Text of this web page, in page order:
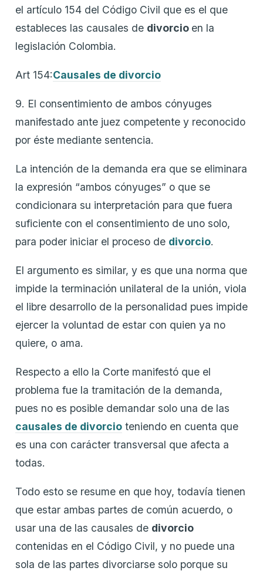
el artículo 154 del Código Civil que es el que
estableces las causales de divorcio en la
legislación Colombia.
Art 154:Causales de divorcio
9. El consentimiento de ambos cónyuges
manifestado ante juez competente y reconocido
por éste mediante sentencia.
La intención de la demanda era que se eliminara
la expresión “ambos cónyuges” o que se
condicionara su interpretación para que fuera
suficiente con el consentimiento de uno solo,
para poder iniciar el proceso de divorcio.
El argumento es similar, y es que una norma que
impide la terminación unilateral de la unión, viola
el libre desarrollo de la personalidad pues impide
ejercer la voluntad de estar con quien ya no
quiere, o ama.
Respecto a ello la Corte manifestó que el
problema fue la tramitación de la demanda,
pues no es posible demandar solo una de las
causales de divorcio teniendo en cuenta que
es una con carácter transversal que afecta a
todas.
Todo esto se resume en que hoy, todavía tienen
que estar ambas partes de común acuerdo, o
usar una de las causales de divorcio
contenidas en el Código Civil, y no puede una
sola de las partes divorciarse solo porque su